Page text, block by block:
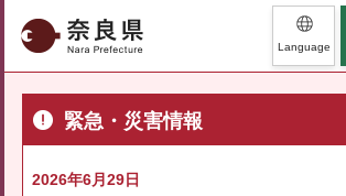
奈良県 Language
緊急・災害情報
2026年6月29日